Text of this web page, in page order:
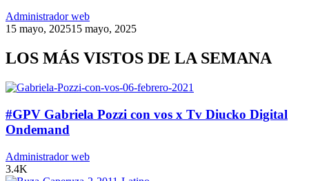
Administrador web
15 mayo, 202515 mayo, 2025
LOS MÁS VISTOS DE LA SEMANA
#GPV Gabriela Pozzi con vos x Tv Diucko Digital
Ondemand
Administrador web
3.4K